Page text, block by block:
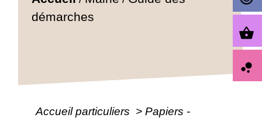
démarches
Accueil particuliers > Papiers -
shopping_basket
bubble_chart